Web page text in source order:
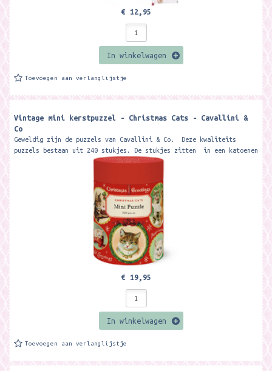
€ 12,95
In winkelwagen
Toevoegen aan verlanglijstje
Vintage mini kerstpuzzel - Christmas Cats - Cavallini &
Co
Geweldig zijn de puzzels van Cavallini & Co. Deze kwaliteits
puzzels bestaan uit 240 stukjes. De stukjes zitten in een katoenen
€ 19,95
In winkelwagen
Toevoegen aan verlanglijstje